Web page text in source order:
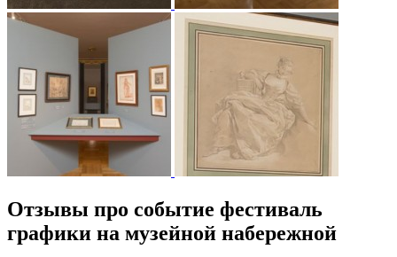
Отзывы про событие фестиваль
графики на музейной набережной